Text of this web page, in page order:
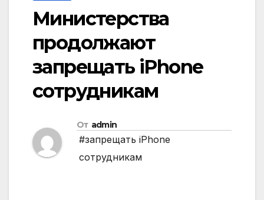
Министерства
продолжают
запрещать iPhone
сотрудникам
От admin
#запрещать iPhone
сотрудникам